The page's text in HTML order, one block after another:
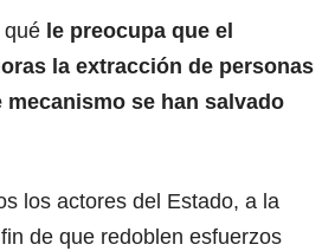
qué le preocupa que el
la extracción de personas
se han salvado
los actores del Estado, a la
de que redoblen esfuerzos